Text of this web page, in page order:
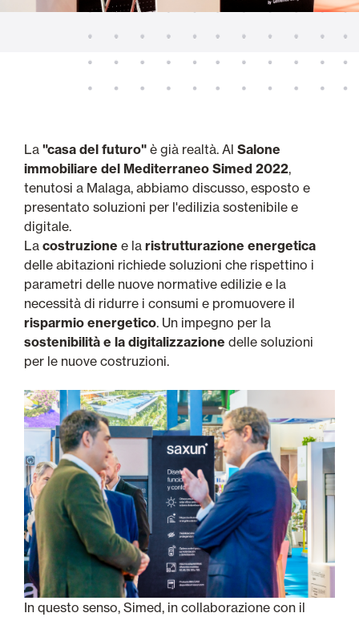
La "casa del futuro" è già realtà. Al Salone
immobiliare del Mediterraneo Simed 2022,
tenutosi a Malaga, abbiamo discusso, esposto e
presentato soluzioni per l'edilizia sostenibile e
digitale.
La costruzione e la ristrutturazione energetica
delle abitazioni richiede soluzioni che rispettino i
parametri delle nuove normative edilizie e la
necessità di ridurre i consumi e promuovere il
risparmio energetico. Un impegno per la
sostenibilità e la digitalizzazione delle soluzioni
per le nuove costruzioni.
In questo senso, Simed, in collaborazione con il